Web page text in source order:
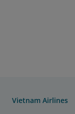
Vietnam Airlines